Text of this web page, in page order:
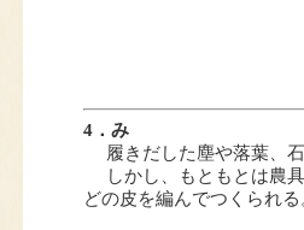
4．み
履きだした塵や落葉、石
しかし、もともとは農具
どの皮を編んでつくられる